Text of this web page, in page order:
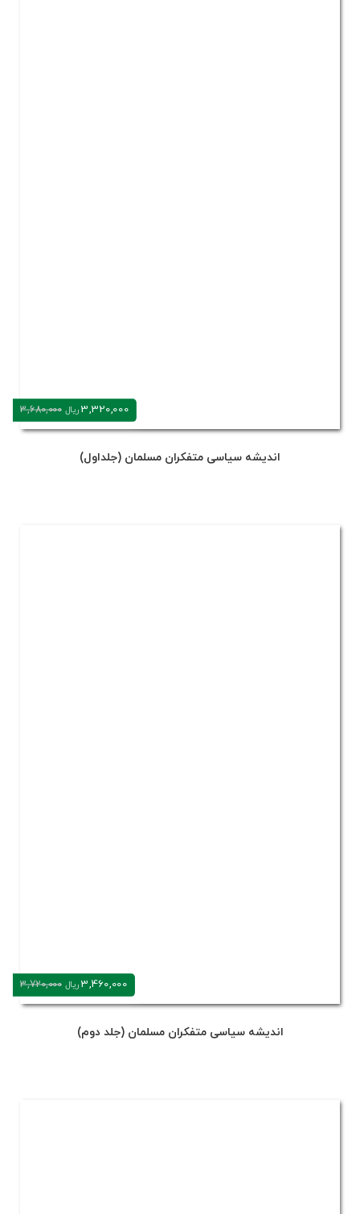
3,320,000ریال 3,680,000
اندیشه سیاسی متفکران مسلمان (جلداول)
3,460,000ریال 3,720,000
اندیشه سیاسی متفکران مسلمان (جلد دوم)